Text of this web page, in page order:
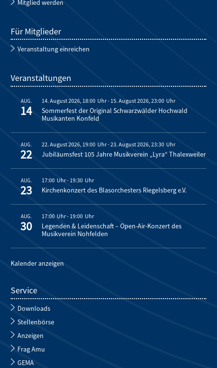
Mitglied werden
Für Mitglieder
Veranstaltung einreichen
Veranstaltungen
AUG.
14
14. August 2026, 18:00 - 15. August 2026, 23:00
Sommerfest der Original Schwarzwälder Hochwald
Musikanten Konfeld
AUG.
22
22. August 2026, 19:00 -23. August 2026, 23:30
Jubiläumsfest 105 Jahre Musikverein „Lyra“ Thalexweiler
AUG.
23
17:00 - 19:30
Kirchenkonzert des Blasorchesters Riegelsberg e.V.
AUG.
30
17:00 - 19:00
Legenden & Leidenschaft – Open-Air-Konzert des
Musikverein Nohfelden
Kalender anzeigen
Service
Downloads
Stellenbörse
Anzeigen
Frag Amu
GEMA